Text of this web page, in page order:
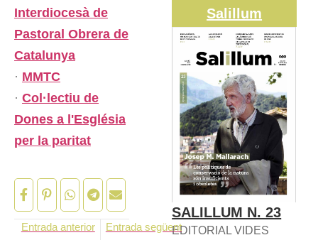
Interdiocesà de
Pastoral Obrera de
Catalunya
· MMTC
· Col·lectiu de
Dones a l'Església
per la paritat
Entrada anterior Entrada següent
Salillum
SALILLUM N. 23
EDITORIAL VIDES